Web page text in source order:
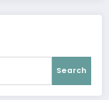
Search